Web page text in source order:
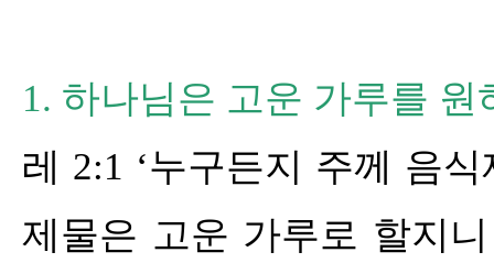
1. 하나님은 고운 가루를 원
레 2:1 ‘누구든지 주께 음
제물은 고운 가루로 할지